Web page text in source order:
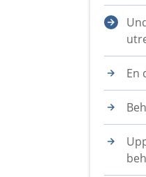
En